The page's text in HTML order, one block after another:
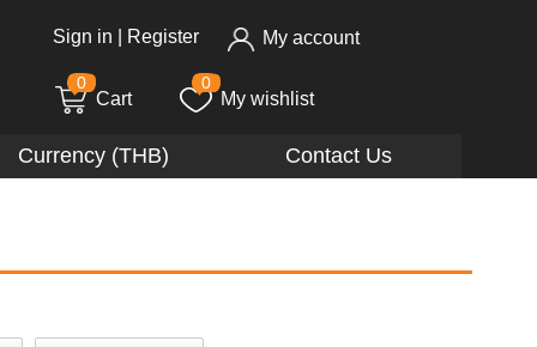
Sign in Register My account
0
Cart
0
My wishlist
Currency (THB) Contact Us